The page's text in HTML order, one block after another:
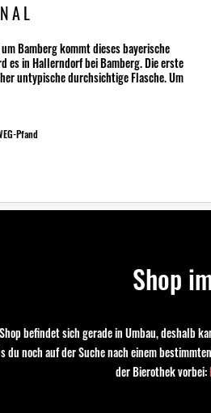
Bamberg kommt dieses bayerische
es in Hallerndorf bei Bamberg. Die erste
untypische durchsichtige Flasche. Um
Pfand
Stone Arrogant Stone
Bitburger Gotlands Anchor Brewing
Kraftbier
Shop
befindet sich gerade in Umbau, deshalb
du noch auf der Suche nach einem
der Bierothek vorbei: